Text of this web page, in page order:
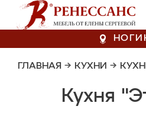
ГЛАВНАЯ → КУХНИ →
Кухня